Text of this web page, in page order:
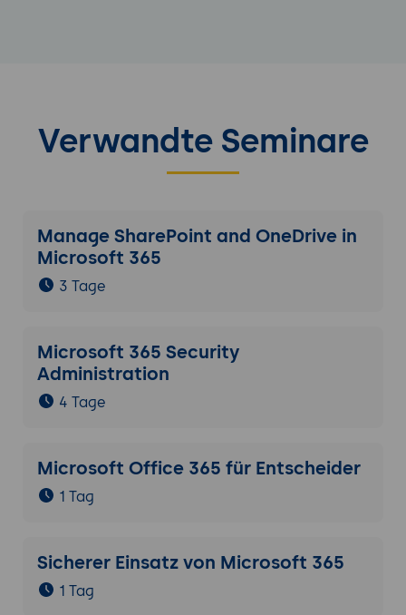
Verwandte Seminare
Manage SharePoint and OneDrive in
Microsoft 365
3 Tage
Microsoft 365 Security
Administration
4 Tage
Microsoft Office 365 für Entscheider
1 Tag
Sicherer Einsatz von Microsoft 365
1 Tag